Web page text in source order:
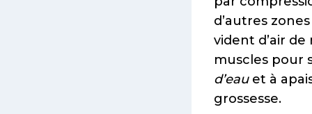
d’autres
vident d’air
muscles pour
d’eauet à
grossesse.